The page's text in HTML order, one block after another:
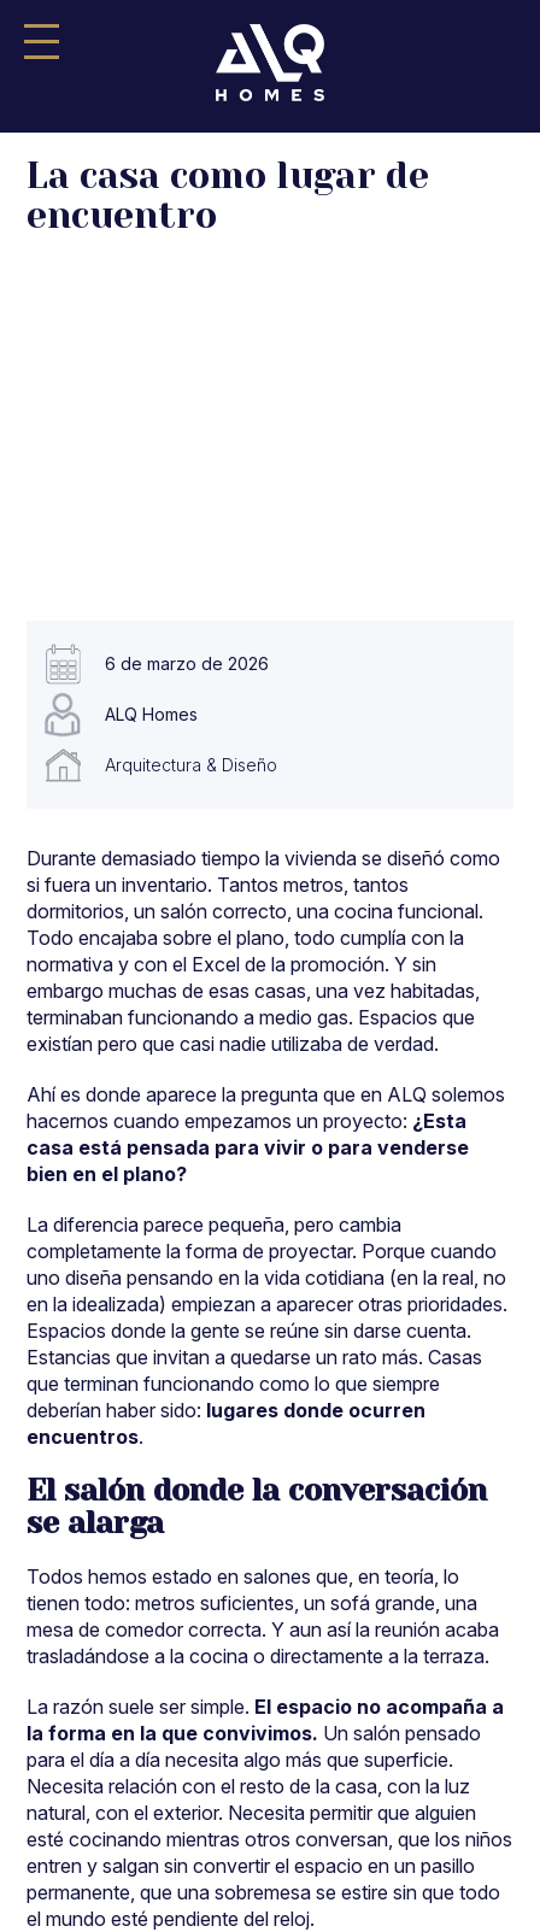
contenido
La casa como lugar de
encuentro
6 de marzo de 2026
ALQ Homes
Arquitectura & Diseño
Durante demasiado tiempo la vivienda se diseñó como
si fuera un inventario. Tantos metros, tantos
dormitorios, un salón correcto, una cocina funcional.
Todo encajaba sobre el plano, todo cumplía con la
normativa y con el Excel de la promoción. Y sin
embargo muchas de esas casas, una vez habitadas,
terminaban funcionando a medio gas. Espacios que
existían pero que casi nadie utilizaba de verdad.
Ahí es donde aparece la pregunta que en ALQ solemos
hacernos cuando empezamos un proyecto: ¿Esta
casa está pensada para vivir o para venderse
bien en el plano?
La diferencia parece pequeña, pero cambia
completamente la forma de proyectar. Porque cuando
uno diseña pensando en la vida cotidiana (en la real, no
en la idealizada) empiezan a aparecer otras prioridades.
Espacios donde la gente se reúne sin darse cuenta.
Estancias que invitan a quedarse un rato más. Casas
que terminan funcionando como lo que siempre
deberían haber sido: lugares donde ocurren
encuentros.
El salón donde la conversación
se alarga
Todos hemos estado en salones que, en teoría, lo
tienen todo: metros suficientes, un sofá grande, una
mesa de comedor correcta. Y aun así la reunión acaba
trasladándose a la cocina o directamente a la terraza.
La razón suele ser simple. El espacio no acompaña a
la forma en la que convivimos. Un salón pensado
para el día a día necesita algo más que superficie.
Necesita relación con el resto de la casa, con la luz
natural, con el exterior. Necesita permitir que alguien
esté cocinando mientras otros conversan, que los niños
entren y salgan sin convertir el espacio en un pasillo
permanente, que una sobremesa se estire sin que todo
el mundo esté pendiente del reloj.